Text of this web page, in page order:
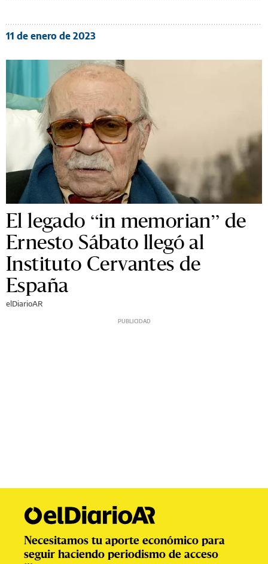
11 de enero de 2023
El legado “in memorian” de
Ernesto Sábato llegó al
Instituto Cervantes de
España
elDiarioAR
Necesitamos tu aporte económico para
seguir haciendo periodismo de acceso